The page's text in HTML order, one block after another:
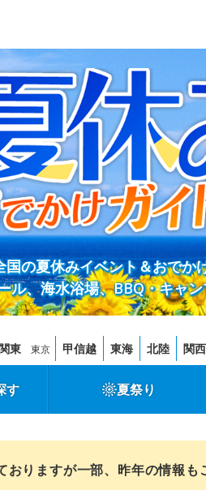
の夏休みイベント＆おでか
ル、海水浴場、BBQ・キャ
東 東京 甲信越 東海 北陸 関西
す 夏祭り
りますが一部、昨年の情報も